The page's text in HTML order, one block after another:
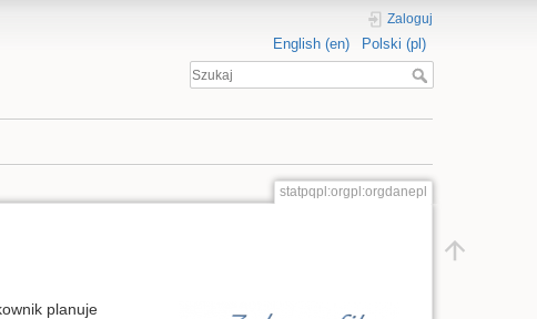
English (en) Polski (pl)
Zaloguj
statpqpl:orgpl:orgdanepl
planuje